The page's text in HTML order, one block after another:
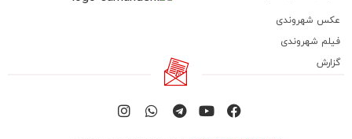
عکس شهروندی
فیلم شهروندی
گزارش